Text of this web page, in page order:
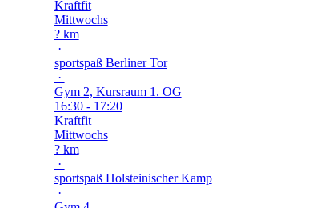
Kraftfit
Mittwochs
? km
·
sportspaß Berliner Tor
·
Gym 2, Kursraum 1. OG
16:30 - 17:20
Kraftfit
Mittwochs
? km
·
sportspaß Holsteinischer Kamp
·